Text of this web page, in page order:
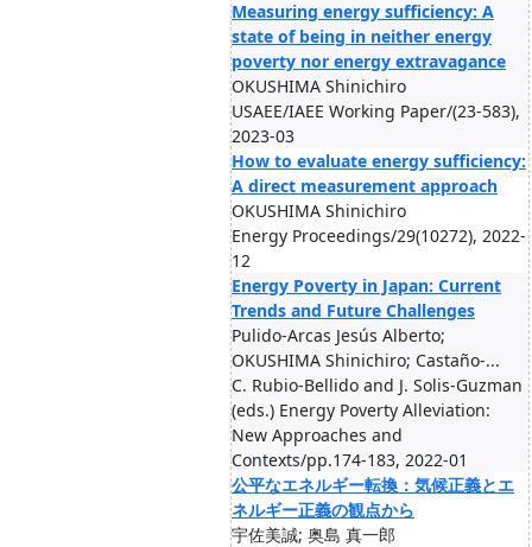
Measuring energy sufficiency: A
state of being in neither energy
poverty nor energy extravagance
OKUSHIMA Shinichiro
USAEE/IAEE Working Paper/(23-583),
2023-03
How to evaluate energy sufficiency:
A direct measurement approach
OKUSHIMA Shinichiro
Energy Proceedings/29(10272), 2022-
12
Energy Poverty in Japan: Current
Trends and Future Challenges
Pulido-Arcas Jesús Alberto;
OKUSHIMA Shinichiro; Castaño-...
C. Rubio-Bellido and J. Solis-Guzman
(eds.) Energy Poverty Alleviation:
New Approaches and
Contexts/pp.174-183, 2022-01
公平なエネルギー転換：気候正義とエ
ネルギー正義の観点から
宇佐美誠; 奥島 真一郎